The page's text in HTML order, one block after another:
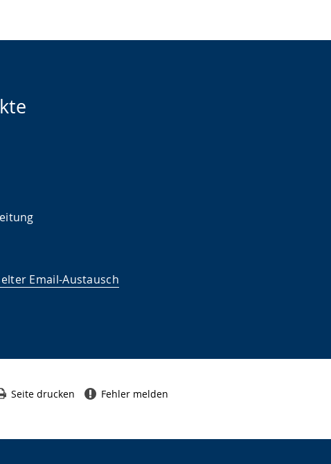
Email-Austausch
Seite drucken Fehler melden